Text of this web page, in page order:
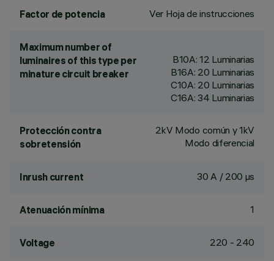
Factor de potencia Ver Hoja de instrucciones
Maximum number of
luminaires of this type per
minature circuit breaker
B10A: 12 Luminarias
B16A: 20 Luminarias
C10A: 20 Luminarias
C16A: 34 Luminarias
Protección contra
sobretensión
2kV Modo común y 1kV
Modo diferencial
Inrush current 30 A / 200 µs
Atenuación mínima 1
Voltage 220 - 240